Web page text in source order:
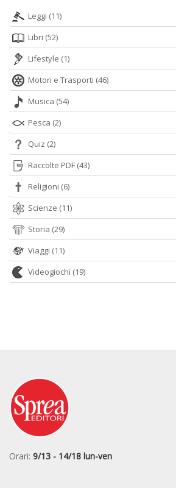
Leggi (11)
Libri (52)
Lifestyle (1)
Motori e Trasporti (46)
Musica (54)
Pesca (2)
Quiz (2)
Raccolte PDF (43)
Religioni (6)
Scienze (11)
Storia (29)
Viaggi (11)
Videogiochi (19)
Orari: 9/13 - 14/18 lun-ven